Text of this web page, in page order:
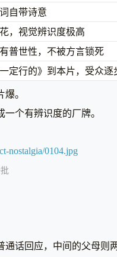
自带诗意
，视觉辨识度极高
普世性，不被方言锁死
定行的》到本片，受众逐
。
个有辨识度的厂牌。
话回应，中间的父母则